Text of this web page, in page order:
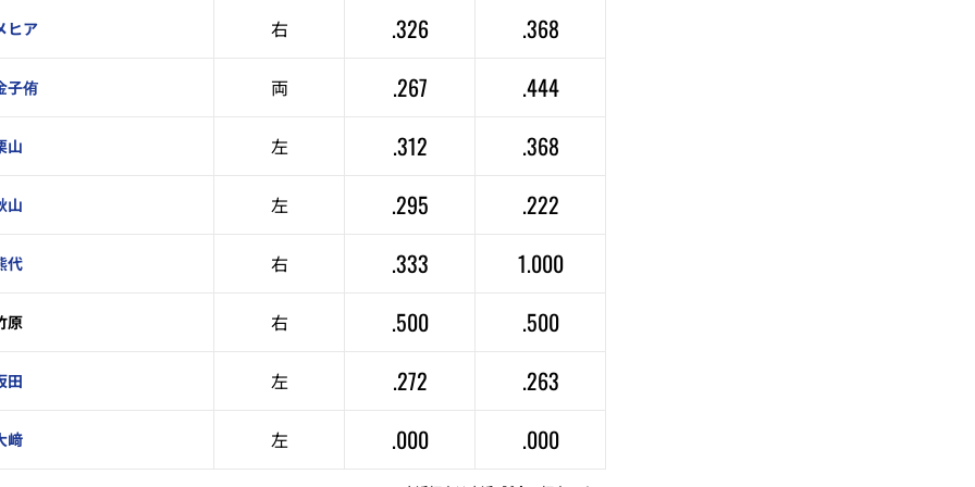
ヒア 右 .326 .368
子侑 両 .267 .444
山 左 .312 .368
山 左 .295 .222
代 右 .333 1.000
原 右 .500 .500
田 左 .272 .263
﨑 左 .000 .000